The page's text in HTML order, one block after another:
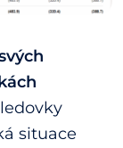
situace